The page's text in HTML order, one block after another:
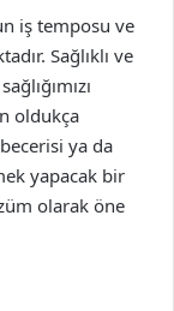
iş temposu ve
Sağlıklı ve
oldukça
ya da
yapacak bir
olarak öne